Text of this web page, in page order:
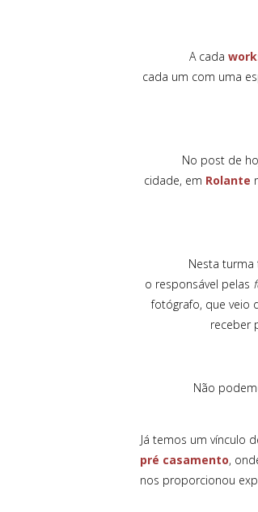
A cada
cada um com uma
No post de hoje,
cidade, em Rolante
Nesta turma
o responsável pelas
fotógrafo, que veio
receber
Não podemos
Já temos um vínculo
pré casamento,
nos proporcionou